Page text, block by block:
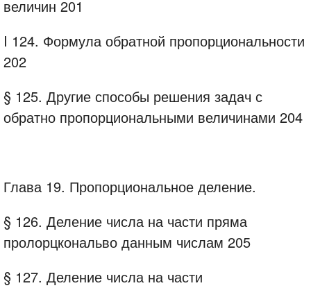
величин 201
I 124. Формула обратной пропорциональности
202
§ 125. Другие способы решения задач с
обратно пропорциональными величинами 204
Глава 19. Пропорциональное деление.
§ 126. Деление числа на части пряма
пролорцкональво данным числам 205
§ 127. Деление числа на части